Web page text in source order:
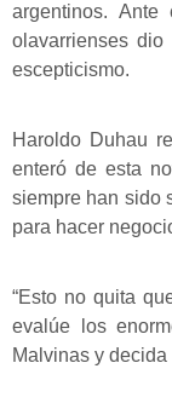
argentinos.
olavarrienses
escepticismo.
Haroldo Duhau
enteró de esta
siempre han sido
para hacer
“Esto no quita
evalúe los
Malvinas y decida